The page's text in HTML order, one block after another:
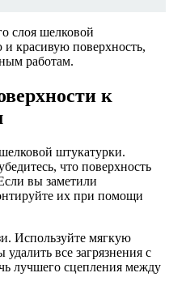
слоя шелковой
красивую поверхность,
работам.
к
штукатурки.
что поверхность
вы заметили
их при помощи
Используйте мягкую
все загрязнения с
лучшего сцепления между